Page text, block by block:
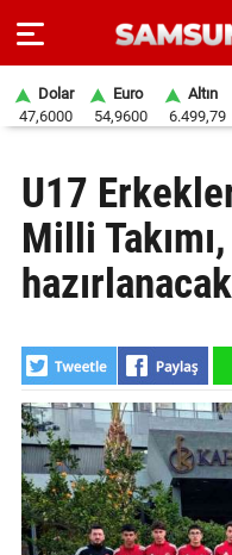
SAYFA
SAMSUN
HABER
GÜNDEM
SİYASET
EKONOMİ
DÜNYA
Dolar
47,6000
Euro
54,9600
Altın
6.499,79
U17
Milli
hazırlanacak